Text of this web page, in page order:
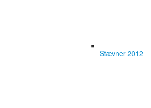
Stævner 2012